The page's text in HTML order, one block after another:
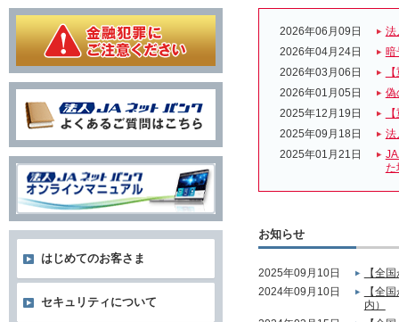
2026年06月09日
法
2026年04月24日
暗
2026年03月06日
2026年01月05日
偽
2025年12月19日
2025年09月18日
法
2025年01月21日
た
お知らせ
2025年09月10日
【全
2024年09月10日
【全
内）
はじめてのお客さま
セキュリティについて